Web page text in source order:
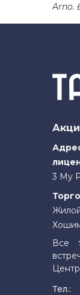
Arno.
3 My
Все
Тел.: